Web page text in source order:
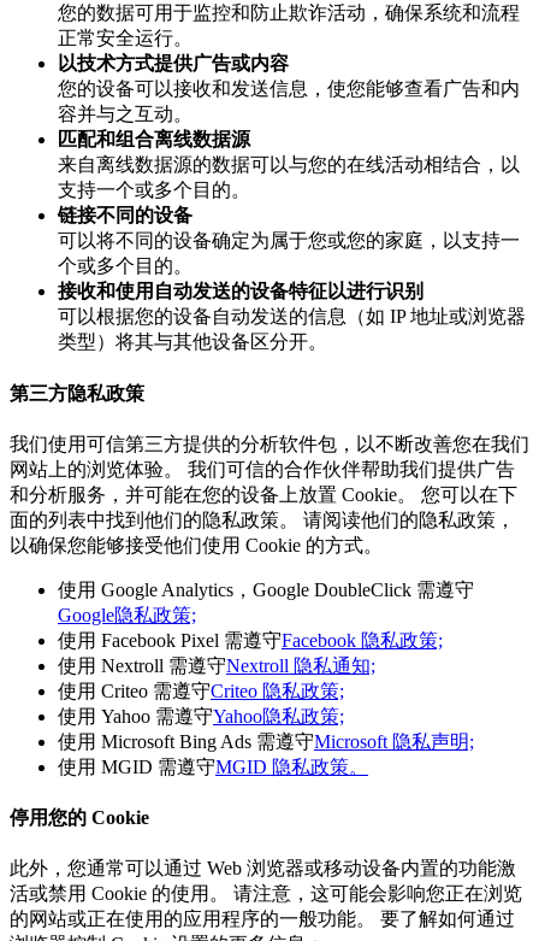
您的数据可用于监控和防止欺诈活动，确保系统和流程
正常安全运行。
以技术方式提供广告或内容
您的设备可以接收和发送信息，使您能够查看广告和内
容并与之互动。
匹配和组合离线数据源
来自离线数据源的数据可以与您的在线活动相结合，以
支持一个或多个目的。
链接不同的设备
可以将不同的设备确定为属于您或您的家庭，以支持一
个或多个目的。
接收和使用自动发送的设备特征以进行识别
可以根据您的设备自动发送的信息（如 IP 地址或浏览器
类型）将其与其他设备区分开。
第三方隐私政策
我们使用可信第三方提供的分析软件包，以不断改善您在我们
网站上的浏览体验。 我们可信的合作伙伴帮助我们提供广告
和分析服务，并可能在您的设备上放置 Cookie。 您可以在下
面的列表中找到他们的隐私政策。 请阅读他们的隐私政策，
以确保您能够接受他们使用 Cookie 的方式。
使用 Google Analytics，Google DoubleClick 需遵守
Google隐私政策;
使用 Facebook Pixel 需遵守Facebook 隐私政策;
使用 Nextroll 需遵守Nextroll 隐私通知;
使用 Criteo 需遵守Criteo 隐私政策;
使用 Yahoo 需遵守Yahoo隐私政策;
使用 Microsoft Bing Ads 需遵守Microsoft 隐私声明;
使用 MGID 需遵守MGID 隐私政策。
停用您的 Cookie
此外，您通常可以通过 Web 浏览器或移动设备内置的功能激
活或禁用 Cookie 的使用。 请注意，这可能会影响您正在浏览
的网站或正在使用的应用程序的一般功能。 要了解如何通过